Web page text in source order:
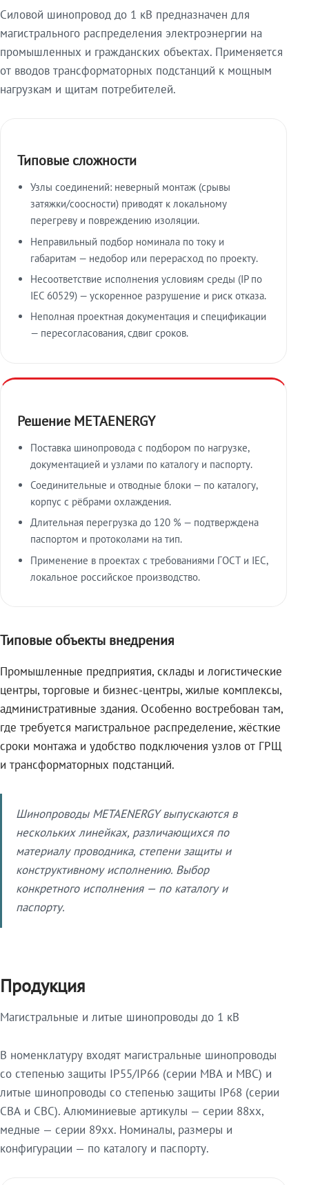
Силовой шинопровод до 1 кВ предназначен для
магистрального распределения электроэнергии на
промышленных и гражданских объектах. Применяется
от вводов трансформаторных подстанций к мощным
нагрузкам и щитам потребителей.
Типовые сложности
Узлы соединений: неверный монтаж (срывы
затяжки/соосности) приводят к локальному
перегреву и повреждению изоляции.
Неправильный подбор номинала по току и
габаритам — недобор или перерасход по проекту.
Несоответствие исполнения условиям среды (IP по
IEC 60529) — ускоренное разрушение и риск отказа.
Неполная проектная документация и спецификации
— пересогласования, сдвиг сроков.
Решение METAENERGY
Поставка шинопровода с подбором по нагрузке,
документацией и узлами по каталогу и паспорту.
Соединительные и отводные блоки — по каталогу,
корпус с рёбрами охлаждения.
Длительная перегрузка до 120 % — подтверждена
паспортом и протоколами на тип.
Применение в проектах с требованиями ГОСТ и IEC,
локальное российское производство.
Типовые объекты внедрения
Промышленные предприятия, склады и логистические
центры, торговые и бизнес-центры, жилые комплексы,
административные здания. Особенно востребован там,
где требуется магистральное распределение, жёсткие
сроки монтажа и удобство подключения узлов от ГРЩ
и трансформаторных подстанций.
Шинопроводы METAENERGY выпускаются в
нескольких линейках, различающихся по
материалу проводника, степени защиты и
конструктивному исполнению. Выбор
конкретного исполнения — по каталогу и
паспорту.
Продукция
Магистральные и литые шинопроводы до 1 кВ
В номенклатуру входят магистральные шинопроводы
со степенью защиты IP55/IP66 (серии МВА и МВС) и
литые шинопроводы со степенью защиты IP68 (серии
СВА и СВС). Алюминиевые артикулы — серии 88xx,
медные — серии 89xx. Номиналы, размеры и
конфигурации — по каталогу и паспорту.